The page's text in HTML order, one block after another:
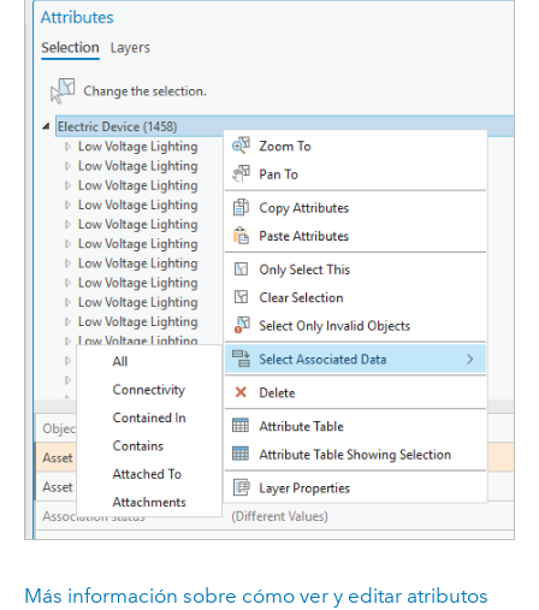
Más información sobre cómo ver y editar atributos